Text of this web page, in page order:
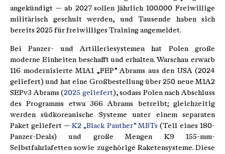
angekündigt — ab 2027 sollen jährlich 100.000 Freiwillige
militärisch geschult werden, und Tausende haben sich
bereits 2025 für freiwilliges Training angemeldet.
Bei Panzer- und Artilleriesystemen hat Polen große
moderne Einheiten beschafft und erhalten. Warschau erwarb
116 modernisierte M1A1 „FEP“ Abrams aus den USA (2024
geliefert) und hat eine Großbestellung über 250 neue M1A2
SEPv3 Abrams (2025 geliefert), sodass Polen nach Abschluss
des Programms etwa 366 Abrams betreibt; gleichzeitig
werden südkoreanische Systeme unter einem separaten
Paket geliefert — K2 „Black Panther“ MBTs (Teil eines 180-
Panzer-Deals) und große Mengen K9 155-mm-
Selbstfahrlafetten sowie zugehörige Raketensysteme. Diese